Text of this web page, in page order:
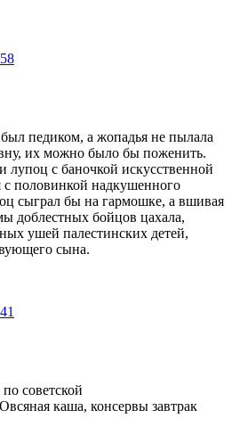
педиком, а жопадья не пылала
их можно было бы поженить.
лупоц с баночкой искусственной
половинкой надкушенного
сыграл бы на гармошке, а вшивая
доблестных бойцов цахала,
ушей палестинских детей,
сына.
советской
каша, консервы завтрак